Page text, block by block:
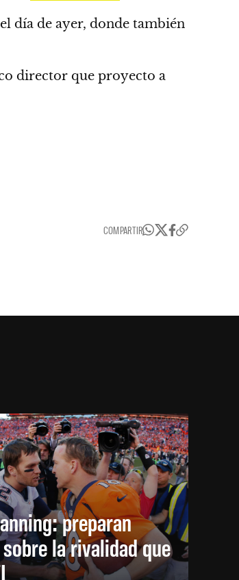
día de ayer, donde también
director que proyecto a
COMPARTIR
preparan
la rivalidad que